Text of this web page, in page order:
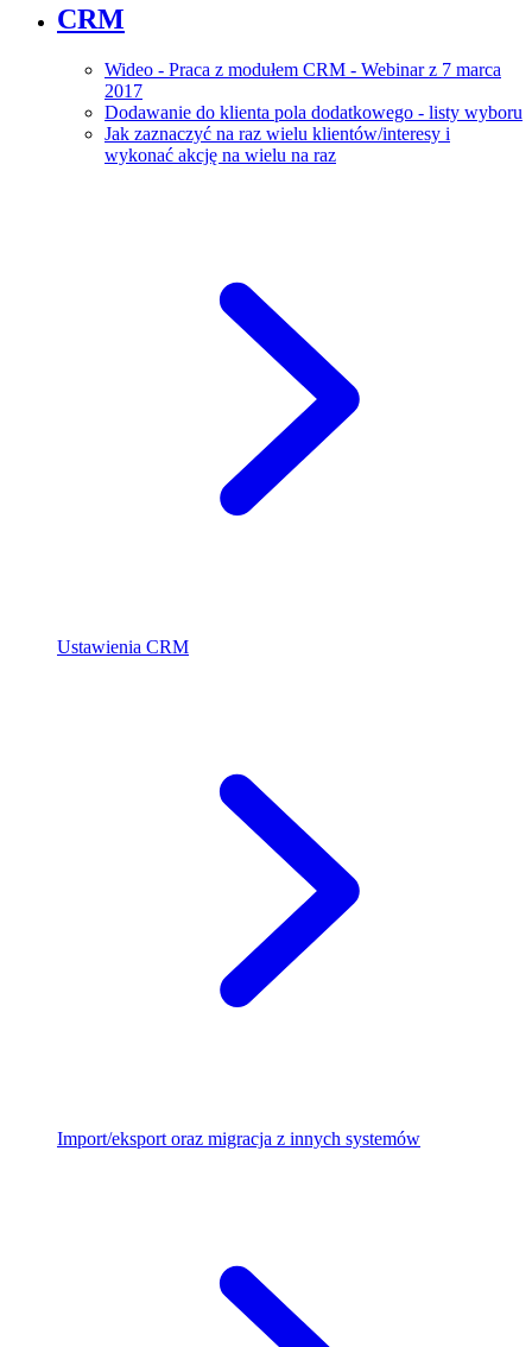
CRM
Wideo - Praca z modułem CRM - Webinar z 7 marca
2017
Dodawanie do klienta pola dodatkowego - listy wyboru
Jak zaznaczyć na raz wielu klientów/interesy i
wykonać akcję na wielu na raz
Ustawienia CRM
Import/eksport oraz migracja z innych systemów